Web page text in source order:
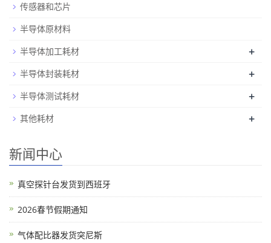
传感器和芯片
半导体原材料
半导体加工耗材
+
半导体封装耗材 +
半导体测试耗材 +
其他耗材 +
新闻中心
真空探针台发货到西班牙
2026春节假期通知
气体配比器发货突尼斯